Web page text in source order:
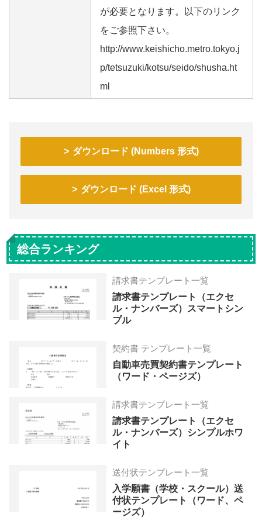
が必要となります。以下のリンク
をご参照下さい。
http://www.keishicho.metro.tokyo.j
p/tetsuzuki/kotsu/seido/shusha.ht
ml
ダウンロード (Numbers 形式)
ダウンロード (Excel 形式)
総合ランキング
請求書テンプレート一覧
請求書テンプレート（エクセ
ル・ナンバーズ）スマートシン
プル
契約書 テンプレート一覧
自動車売買契約書テンプレート
（ワード・ページズ）
請求書テンプレート一覧
請求書テンプレート（エクセ
ル・ナンバーズ）シンプルホワ
イト
送付状テンプレート一覧
入学願書（学校・スクール）送
付状テンプレート（ワード、ペ
ージズ）